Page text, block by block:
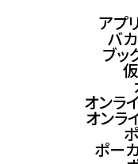
アプ
バ
ブッ
オンラ
オンラ
ポー